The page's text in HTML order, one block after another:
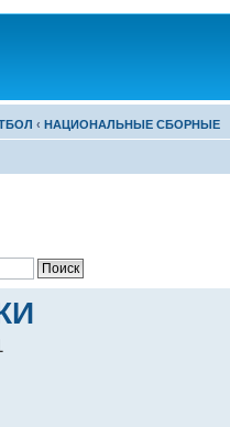
‹ НАЦИОНАЛЬНЫЕ СБОРНЫЕ